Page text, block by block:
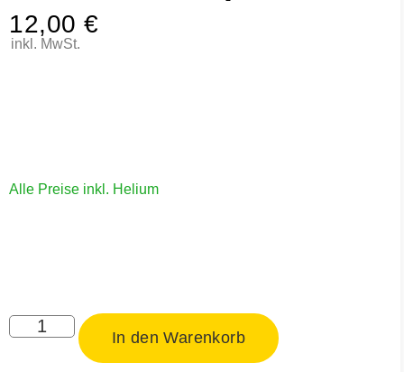
12,00 €
inkl. MwSt.
Alle Preise inkl. Helium
In den Warenkorb